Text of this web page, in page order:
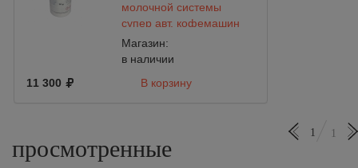
молочной системы
супер авт. кофемашин
wmf 10 гр.
Магазин:
в наличии
11 300
В корзину
просмотренные
1 1